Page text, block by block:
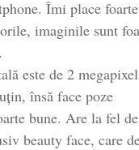
Îmi place
imaginile sunt
este de 2
însă face poze
bune. Are la fel
beauty face, care